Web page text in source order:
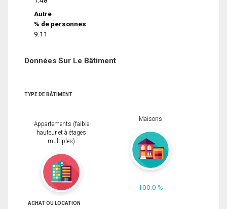
Autre
% de personnes
9.11
Données Sur Le Bâtiment
TYPE DE BÂTIMENT
Appartements (faible
hauteur et à étages
multiples)
Maisons
100.0 %
ACHAT OU LOCATION